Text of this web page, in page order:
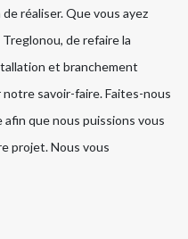
réaliser. Que vous ayez
de refaire la
et branchement
savoir-faire. Faites-nous
que nous puissions vous
projet. Nous vous